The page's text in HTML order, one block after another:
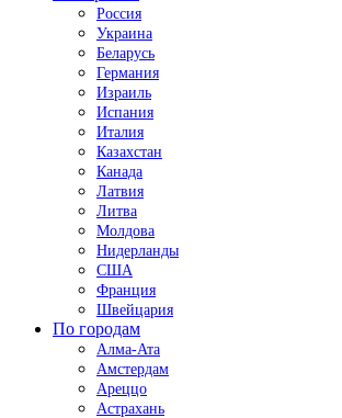
Россия
Украина
Беларусь
Германия
Израиль
Испания
Италия
Казахстан
Канада
Латвия
Литва
Молдова
Нидерланды
США
Франция
Швейцария
По городам
Алма-Ата
Амстердам
Ареццо
Астрахань